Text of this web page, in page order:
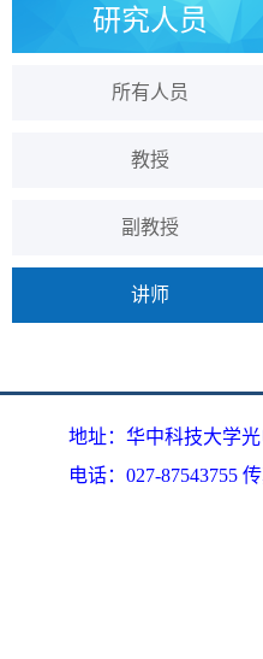
研究人员
所有人员
教授
副教授
讲师
地址：华中科技大学
电话：027-87543755